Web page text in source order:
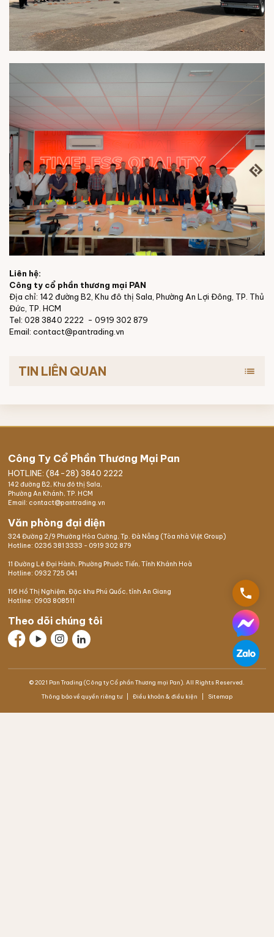
Liên hệ:
Công ty cổ phần thương mại PAN
Địa chỉ: 142 đường B2, Khu đô thị Sala, Phường An Lợi Đông, TP. Thủ
Đức, TP. HCM
Tel: 028 3840 2222 - 0919 302 879
Email: contact@pantrading.vn
TIN LIÊN QUAN list
Công Ty Cổ Phần Thương Mại Pan
HOTLINE: (84-28) 3840 2222
142 đường B2, Khu đô thị Sala,
Phường An Khánh, TP. HCM
Email: contact@pantrading.vn
Văn phòng đại diện
324 Đường 2/9 Phường Hòa Cường, Tp. Đà Nẵng (Tòa nhà Việt Group)
Hotline: 0236 381 3333 - 0919 302 879
11 Đường Lê Đại Hành, Phường Phước Tiến, Tỉnh Khánh Hoà
Hotline: 0932 725 041
116 Hồ Thị Nghiệm, Đặc khu Phú Quốc, tỉnh An Giang
Hotline: 0903 808511
Theo dõi chúng tôi
© 2021 Pan Trading (Công ty Cổ phần Thương mại Pan). All Rights Reserved.
Thông báo về quyền riêng tư Điều khoản & điều kiện Sitemap
phone